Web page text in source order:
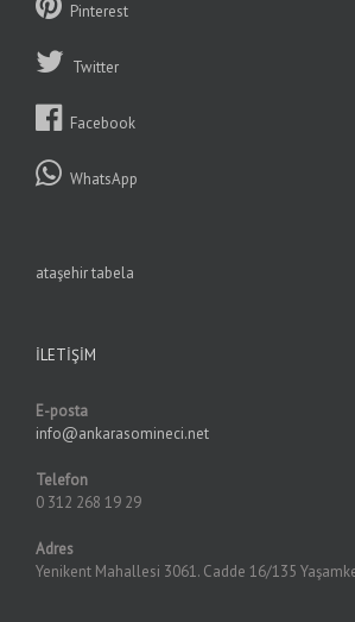
Pinterest
Twitter
Facebook
WhatsApp
ataşehir tabela
İLETIŞIM
E-posta
info@ankarasomineci.net
Telefon
0 312 268 19 29
Adres
Yenikent Mahallesi 3061. Cadde 16/135